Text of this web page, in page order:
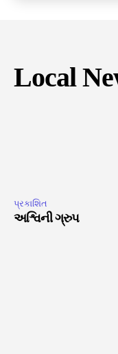
Local
પ્રકાશિત
અશ્વિની ગ્રુપ